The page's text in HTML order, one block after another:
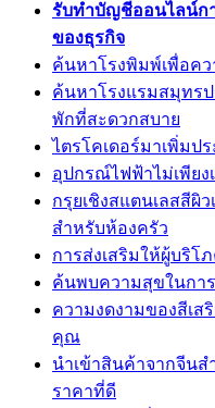
รับทำบัญชีออนไลน์ก
ของธุรกิจ
ค้นหาโรงพิมพ์เพื่อค
ค้นหาโรงแรมสมุทร
พักที่สะดวกสบาย
ไตรโคเดอร์มาเพิ่มป
อุปกรณ์ไฟฟ้าไม่เพียง
กรุยเชิงสแตนเลสสีผิ
สำหรับห้องครัว
การส่งเสริมให้ผู้บริโ
ค้นพบความสุขในกา
ความงดงามของสีเส
คุณ
นำเข้าสินค้าจากจีน
ราคาที่ดี